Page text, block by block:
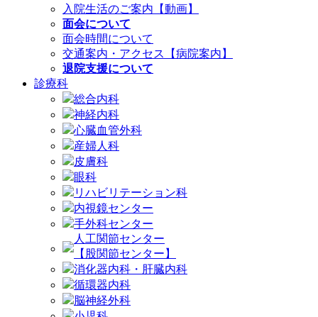
入院生活のご案内【動画】
面会について
面会時間について
交通案内・アクセス【病院案内】
退院支援について
診療科
総合内科
神経内科
心臓血管外科
産婦人科
皮膚科
眼科
リハビリテーション科
内視鏡センター
手外科センター
人工関節センター
【股関節センター】
消化器内科・肝臓内科
循環器内科
脳神経外科